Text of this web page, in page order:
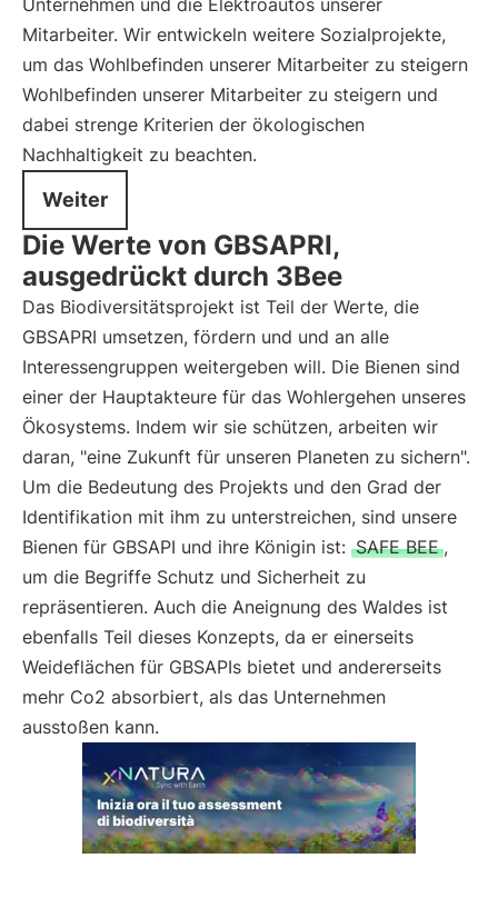
Unternehmen und die Elektroautos unserer
Mitarbeiter. Wir entwickeln weitere Sozialprojekte,
um das Wohlbefinden unserer Mitarbeiter zu steigern
Wohlbefinden unserer Mitarbeiter zu steigern und
dabei strenge Kriterien der ökologischen
Nachhaltigkeit zu beachten.
Weiter
Die Werte von GBSAPRI,
ausgedrückt durch 3Bee
Das Biodiversitätsprojekt ist Teil der Werte, die
GBSAPRI umsetzen, fördern und und an alle
Interessengruppen weitergeben will. Die Bienen sind
einer der Hauptakteure für das Wohlergehen unseres
Ökosystems. Indem wir sie schützen, arbeiten wir
daran, "eine Zukunft für unseren Planeten zu sichern".
Um die Bedeutung des Projekts und den Grad der
Identifikation mit ihm zu unterstreichen, sind unsere
Bienen für GBSAPI und ihre Königin ist: SAFE BEE ,
um die Begriffe Schutz und Sicherheit zu
repräsentieren. Auch die Aneignung des Waldes ist
ebenfalls Teil dieses Konzepts, da er einerseits
Weideflächen für GBSAPIs bietet und andererseits
mehr Co2 absorbiert, als das Unternehmen
ausstoßen kann.